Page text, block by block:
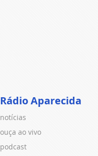
Rádio Aparecida
notícias
ouça ao vivo
podcast